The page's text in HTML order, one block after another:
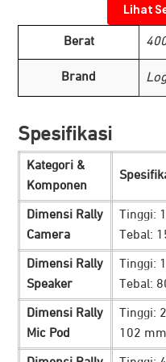
Logitech Rally Plus
modular yang
dan optik terbaik untuk
conference profesional
jernih, dan detail dari
Direkomendasikan
Lihat
Berat
Brand
Spesifikasi
Kategori &
Komponen
Dimensi Rally
Camera
Tinggi:
Tebal:
Dimensi Rally
Speaker
Tinggi:
Tebal:
Dimensi Rally
Mic Pod
Tinggi:
102 mm